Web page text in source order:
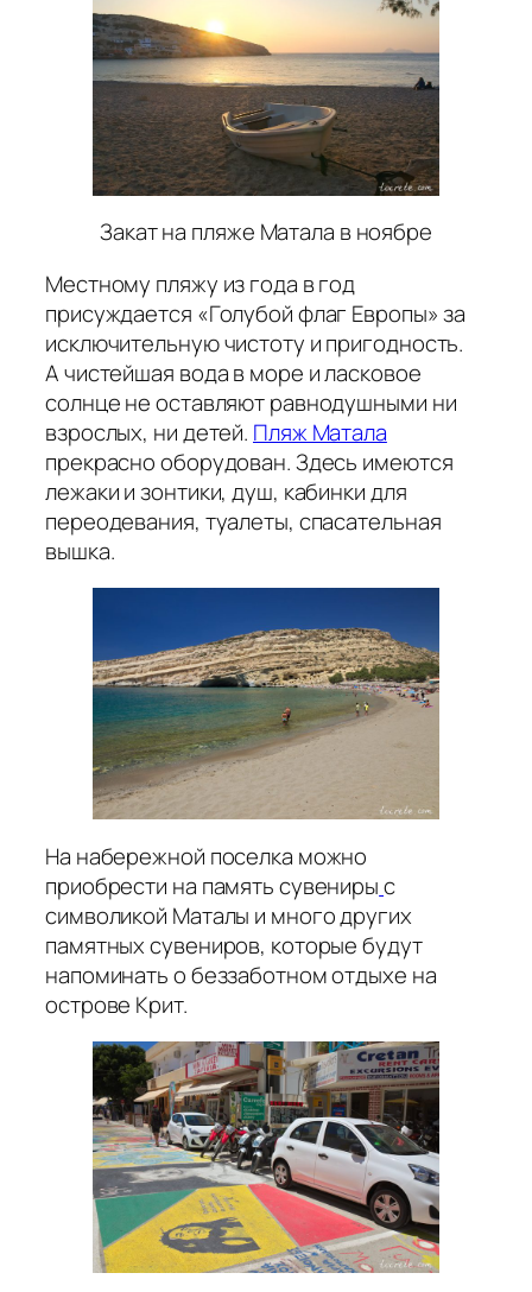
Закат на пляже Матала в ноябре
Местному пляжу из года в год
присуждается «Голубой флаг Европы» за
исключительную чистоту и пригодность.
А чистейшая вода в море и ласковое
солнце не оставляют равнодушными ни
взрослых, ни детей. Пляж Матала
прекрасно оборудован. Здесь имеются
лежаки и зонтики, душ, кабинки для
переодевания, туалеты, спасательная
вышка.
На набережной поселка можно
приобрести на память сувенирыс
символикой Маталы и много других
памятных сувениров, которые будут
напоминать о беззаботном отдыхе на
острове Крит.